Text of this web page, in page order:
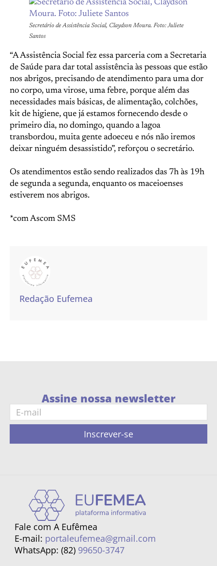
Secretário de Assistência Social, Claydson Moura. Foto: Juliete
Santos
“A Assistência Social fez essa parceria com a Secretaria
de Saúde para dar total assistência às pessoas que estão
nos abrigos, precisando de atendimento para uma dor
no corpo, uma virose, uma febre, porque além das
necessidades mais básicas, de alimentação, colchões,
kit de higiene, que já estamos fornecendo desde o
primeiro dia, no domingo, quando a lagoa
transbordou, muita gente adoeceu e nós não iremos
deixar ninguém desassistido”, reforçou o secretário.
Os atendimentos estão sendo realizados das 7h às 19h
de segunda a segunda, enquanto os maceioenses
estiverem nos abrigos.
*com Ascom SMS
Redação Eufemea
Assine nossa newsletter
Inscrever-se
Fale com A Eufêmea
E-mail: portaleufemea@gmail.com
WhatsApp: (82) 99650-3747